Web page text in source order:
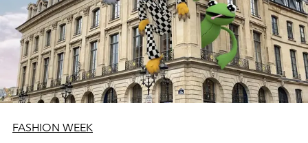
FASHION WEEK